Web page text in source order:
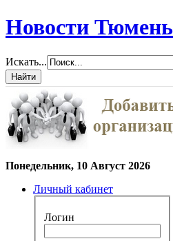
Новости
Искать...
Понедельник, 10 Август 2026
Личный кабинет
Логин